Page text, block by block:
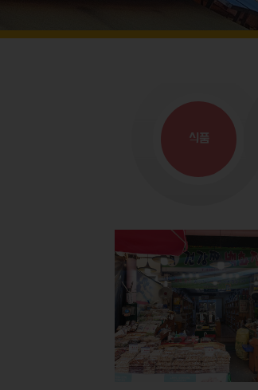
식품